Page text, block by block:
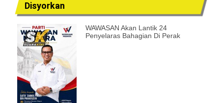
Disyorkan
WAWASAN Akan Lantik 24
Penyelaras Bahagian Di Perak